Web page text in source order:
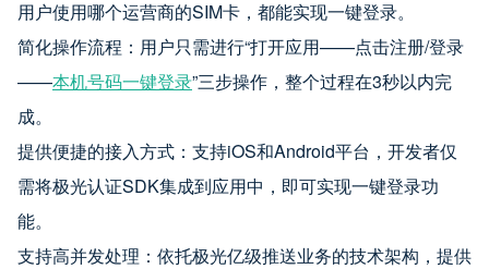
用户使用哪个运营商的SIM卡，都能实现一键登录。
简化操作流程：用户只需进行“打开应用——点击注册/登录
——本机号码一键登录”三步操作，整个过程在3秒以内完
成。
提供便捷的接入方式：支持iOS和Android平台，开发者仅
需将极光认证SDK集成到应用中，即可实现一键登录功
能。
支持高并发处理：依托极光亿级推送业务的技术架构，提供